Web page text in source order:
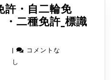
許・自二輪免
二種免許_標識
admin
|
コメントな
し